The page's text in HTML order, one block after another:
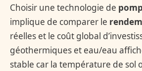
Choisir une technologie de
implique de comparer le
réelles et le coût global
géothermiques et eau/eau
stable car la température de sol